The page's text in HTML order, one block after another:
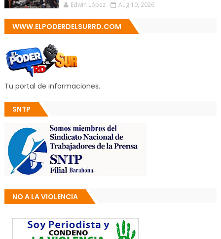
Edwin López Aug 10, 2026
WWW.ELPODERDELSURRD.COM
Tu portal de informaciones.
SNTP
NO A LA VIOLENCIA